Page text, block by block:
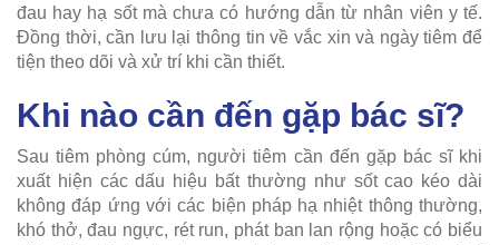
đau hay hạ sốt mà chưa có hướng dẫn từ nhân viên y tế.
Đồng thời, cần lưu lại thông tin về vắc xin và ngày tiêm để
tiện theo dõi và xử trí khi cần thiết.
Khi nào cần đến gặp bác sĩ?
Sau tiêm phòng cúm, người tiêm cần đến gặp bác sĩ khi
xuất hiện các dấu hiệu bất thường như sốt cao kéo dài
không đáp ứng với các biện pháp hạ nhiệt thông thường,
khó thở, đau ngực, rét run, phát ban lan rộng hoặc có biểu